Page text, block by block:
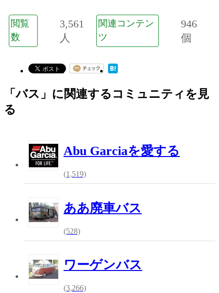
閲覧
数
3,561
人
関連コンテン
ツ
946
個
「バス」に関連するコミュニティを見
る
Abu Garciaを愛する
(1,519)
ああ廃車バス
(528)
ワーゲンバス
(3,266)